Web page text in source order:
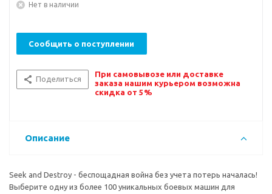
Нет в наличии
Сообщить о поступлении
Поделиться
При самовывозе или доставке
заказа нашим курьером возможна
скидка от 5%
Описание
Seek and Destroy - беспощадная война без учета потерь началась!
Выберите одну из более 100 уникальных боевых машин для